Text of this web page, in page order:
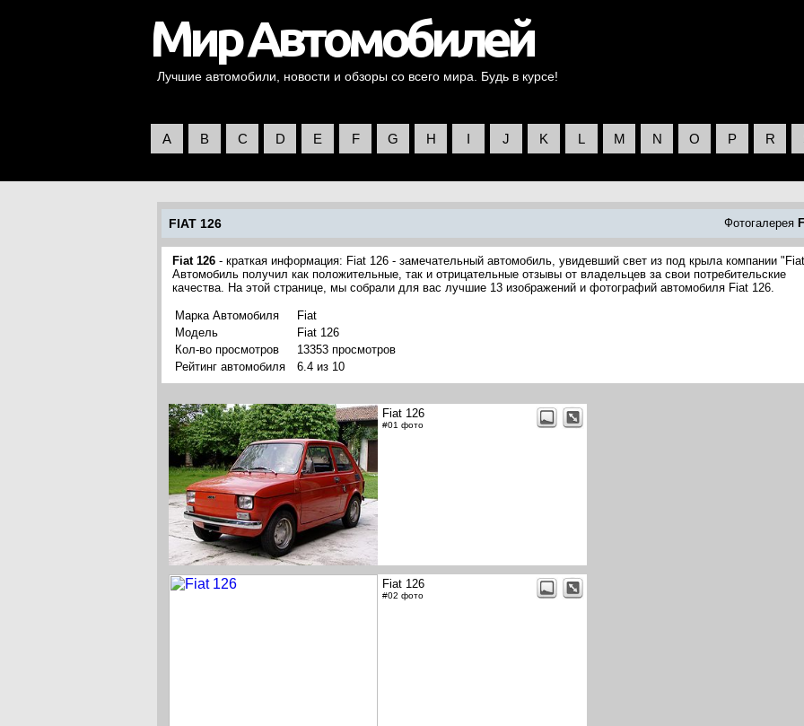
Лучшие автомобили, новости и обзоры со всего мира. Будь в курсе!
A B C D E F G H I J K L M N O P R
FIAT 126 Фотогалерея
Fiat 126 - краткая информация: Fiat 126 - замечательный автомобиль, увидевший свет из под крыла компании
Автомобиль получил как положительные, так и отрицательные отзывы от владельцев за свои потребительские
качества. На этой странице, мы собрали для вас лучшие 13 изображений и фотографий автомобиля Fiat 126.
Марка Автомобиля
Fiat
Модель
Fiat 126
Кол-во просмотров
13353 просмотров
Рейтинг автомобиля
6.4 из 10
Fiat 126
#01 фото
Fiat 126
#02 фото